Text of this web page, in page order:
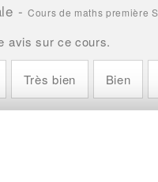
- Cours de maths première
avis sur ce cours.
Très bien Bien